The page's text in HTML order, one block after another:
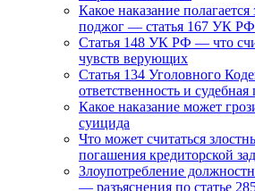
Какое наказание
поджог — статья 167 УК РФ
Статья 148 УК РФ — что
чувств верующих
Статья 134 Уголовного
ответственность и судебная
Какое наказание может
суицида
Что может считаться
погашения кредиторской
Злоупотребление
— разъяснения по статье